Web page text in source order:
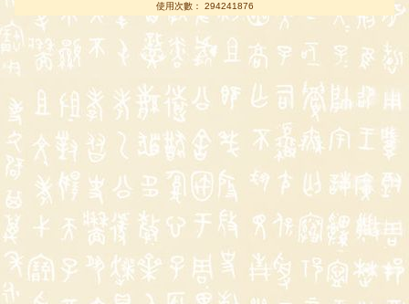
使用次數： 294241876